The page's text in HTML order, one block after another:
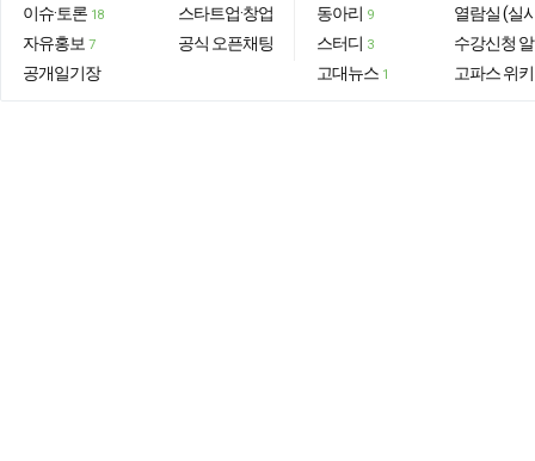
이슈·토론 18
자유홍보 7
공개일기장
스타트업·창업
공식 오픈채팅
동아리 9
스터디 3
고대뉴스 1
열람실 (실
수강신청
고파스 위키